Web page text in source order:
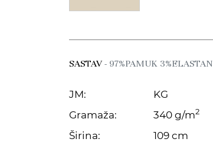
SASTAV- 97%PAMUK 3%ELASTAN
JM:
KG
Gramaža:
340 g/m2
Širina:
109 cm